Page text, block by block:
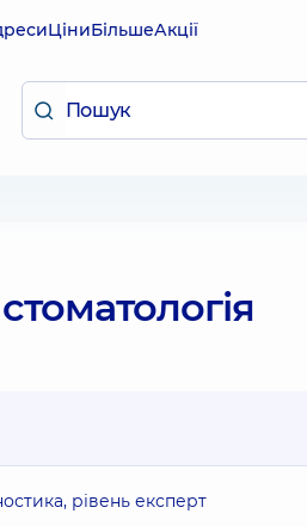
ЦіниБільшеАкції
рівень експерт